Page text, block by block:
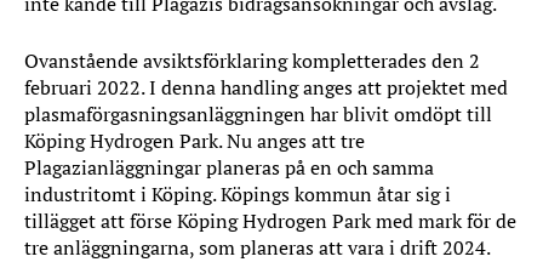
Ovanstående avsiktsförklaring kompletterades den 2
februari 2022. I denna handling anges att projektet med
plasma­förgasnings­anläggningen har blivit omdöpt till
Köping Hydrogen Park. Nu anges att tre
Plagazianläggningar planeras på en och samma
industritomt i Köping. Köpings kommun åtar sig i
tillägget att förse Köping Hydrogen Park med mark för de
tre anläggningarna, som planeras att vara i drift 2024.